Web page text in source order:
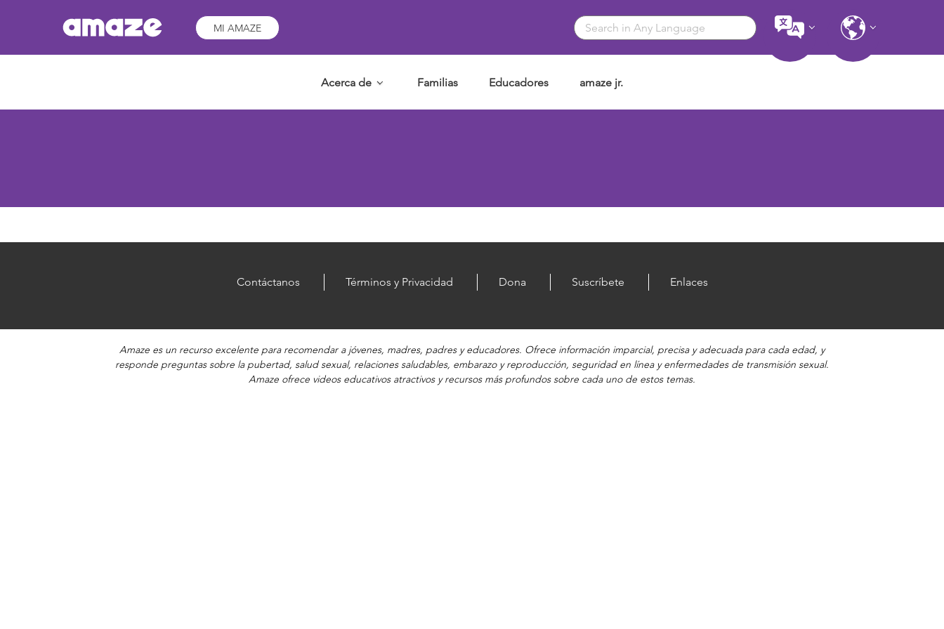
MI AMAZE
Familias Educadores amaze jr.
Acerca de
Contáctanos Términos y Privacidad Dona Suscríbete Enlaces
Amaze es un recurso excelente para recomendar a jóvenes, madres, padres y educadores. Ofrece información imparcial, precisa y adecuada para cada edad, y
responde preguntas sobre la pubertad, salud sexual, relaciones saludables, embarazo y reproducción, seguridad en línea y enfermedades de transmisión sexual.
Amaze ofrece videos educativos atractivos y recursos más profundos sobre cada uno de estos temas.